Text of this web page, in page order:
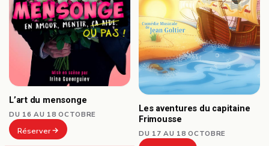
L’art du mensonge
DU 16 AU 18 OCTOBRE
Réserver
Les aventures du capitaine
Frimousse
DU 17 AU 18 OCTOBRE